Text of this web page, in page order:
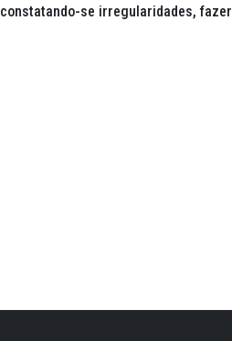
constatando-se irregularidades,